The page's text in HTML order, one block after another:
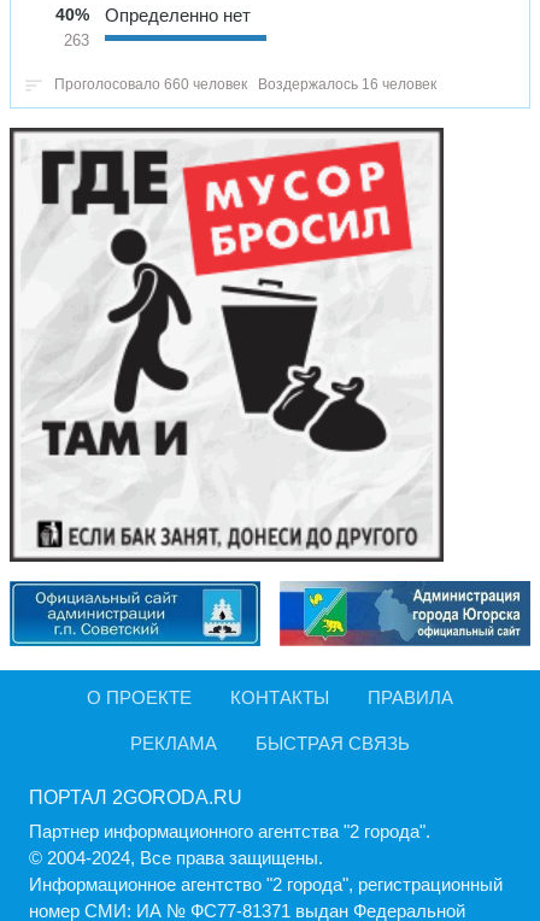
40%
263
Определенно нет
Проголосовало 660 человек Воздержалось 16 человек
О ПРОЕКТЕ КОНТАКТЫ ПРАВИЛА
РЕКЛАМА БЫСТРАЯ СВЯЗЬ
ПОРТАЛ 2GORODA.RU
Партнер информационного агентства "2 города".
© 2004-2024, Все права защищены.
Информационное агентство "2 города", регистрационный
номер СМИ: ИА № ФС77-81371 выдан Федеральной